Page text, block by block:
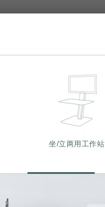
坐/立两用工作站